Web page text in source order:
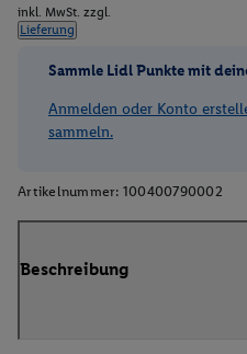
inkl. MwSt. zzgl.
Lieferung
Sammle Lidl Punkte mit
Anmelden oder Konto
sammeln.
Artikelnummer: 100400790002
Beschreibung